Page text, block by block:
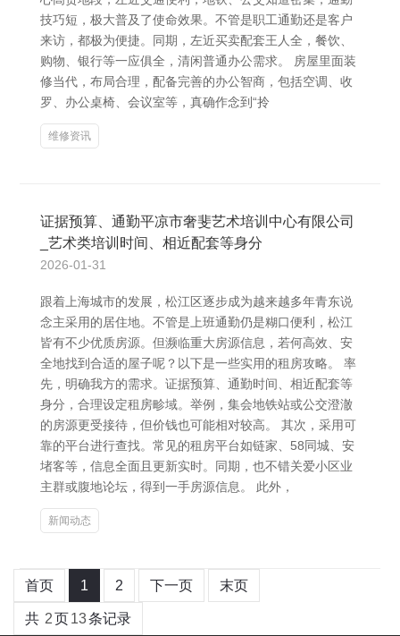
技巧短，极大普及了使命效果。不管是职工通勤还是客户
来访，都极为便捷。同期，左近买卖配套王人全，餐饮、
购物、银行等一应俱全，清闲普通办公需求。 房屋里面装
修当代，布局合理，配备完善的办公智商，包括空调、收
罗、办公桌椅、会议室等，真确作念到“拎
维修资讯
证据预算、通勤平凉市奢斐艺术培训中心有限公司
_艺术类培训时间、相近配套等身分
2026-01-31
跟着上海城市的发展，松江区逐步成为越来越多年青东说
念主采用的居住地。不管是上班通勤仍是糊口便利，松江
皆有不少优质房源。但濒临重大房源信息，若何高效、安
全地找到合适的屋子呢？以下是一些实用的租房攻略。 率
先，明确我方的需求。证据预算、通勤时间、相近配套等
身分，合理设定租房畛域。举例，集会地铁站或公交澄澈
的房源更受接待，但价钱也可能相对较高。 其次，采用可
靠的平台进行查找。常见的租房平台如链家、58同城、安
堵客等，信息全面且更新实时。同期，也不错关爱小区业
主群或腹地论坛，得到一手房源信息。 此外，
新闻动态
首页 1 2 下一页 末页
共 2页13条记录